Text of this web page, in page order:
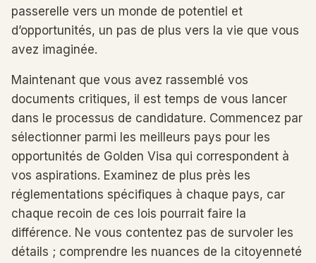
passerelle vers un monde de potentiel et
d’opportunités, un pas de plus vers la vie que vous
avez imaginée.
Maintenant que vous avez rassemblé vos
documents critiques, il est temps de vous lancer
dans le processus de candidature. Commencez par
sélectionner parmi les meilleurs pays pour les
opportunités de Golden Visa qui correspondent à
vos aspirations. Examinez de plus près les
réglementations spécifiques à chaque pays, car
chaque recoin de ces lois pourrait faire la
différence. Ne vous contentez pas de survoler les
détails ; comprendre les nuances de la citoyenneté